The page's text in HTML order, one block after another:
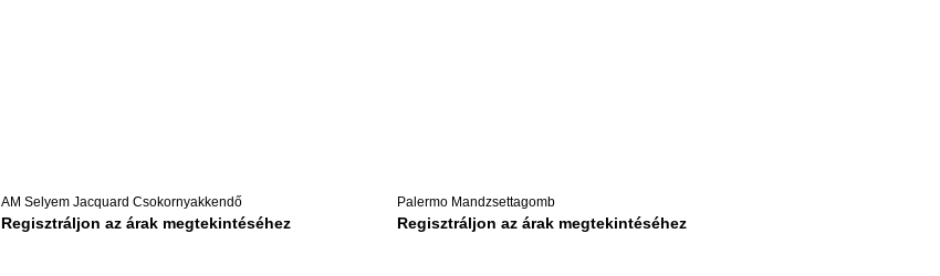
AM Selyem Jacquard Csokornyakkendő
Regisztráljon az árak megtekintéséhez
Palermo Mandzsettagomb
Regisztráljon az árak megtekintéséhez